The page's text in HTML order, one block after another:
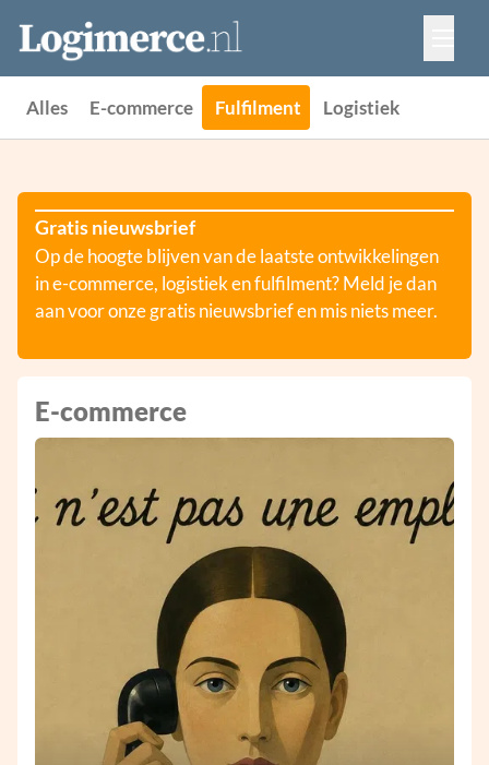
Vacatures
Events
Alles E-commerce Fulfilment Logistiek
Gratis nieuwsbrief
Op de hoogte blijven van de laatste ontwikkelingen
in e-commerce, logistiek en fulfilment? Meld je dan
aan voor onze gratis nieuwsbrief en mis niets meer.
E-commerce